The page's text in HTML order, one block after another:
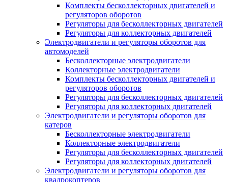
Комплекты бесколлекторных двигателей и
регуляторов оборотов
Регуляторы для бесколлекторных двигателей
Регуляторы для коллекторных двигателей
Электродвигатели и регуляторы оборотов для
автомоделей
Бесколлекторные электродвигатели
Коллекторные электродвигатели
Комплекты бесколлекторных двигателей и
регуляторов оборотов
Регуляторы для бесколлекторных двигателей
Регуляторы для коллекторных двигателей
Электродвигатели и регуляторы оборотов для
катеров
Бесколлекторные электродвигатели
Коллекторные электродвигатели
Регуляторы для бесколлекторных двигателей
Регуляторы для коллекторных двигателей
Электродвигатели и регуляторы оборотов для
квадрокоптеров